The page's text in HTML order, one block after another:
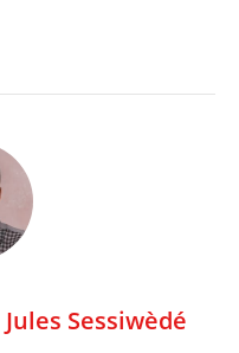
Jules Sessiwèdé